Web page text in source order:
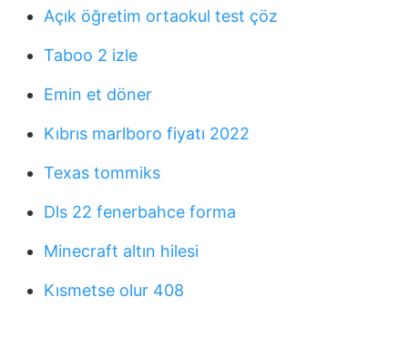
Açık öğretim ortaokul test çöz
Taboo 2 izle
Emin et döner
Kıbrıs marlboro fiyatı 2022
Texas tommiks
Dls 22 fenerbahce forma
Minecraft altın hilesi
Kısmetse olur 408